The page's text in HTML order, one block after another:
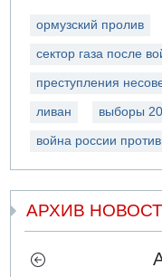
ормузский пролив
сектор газа после
преступления
ливан выборы
война россии
АРХИВ